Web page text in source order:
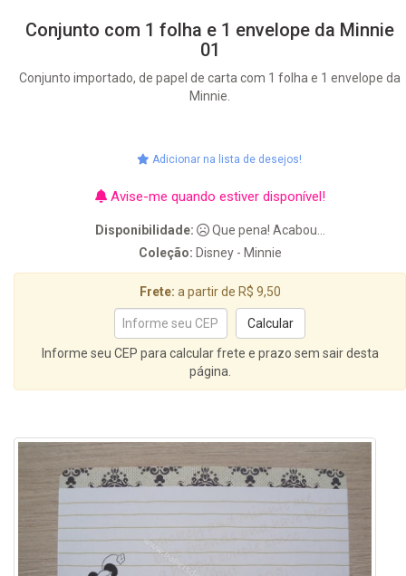
Conjunto com 1 folha e 1 envelope da Minnie
01
Conjunto importado, de papel de carta com 1 folha e 1 envelope da
Minnie.
Adicionar na lista de desejos!
Avise-me quando estiver disponível!
Disponibilidade:
Que pena! Acabou...
Coleção: Disney - Minnie
Frete: a partir de R$ 9,50
Informe seu CEP para calcular frete e prazo sem sair desta
página.